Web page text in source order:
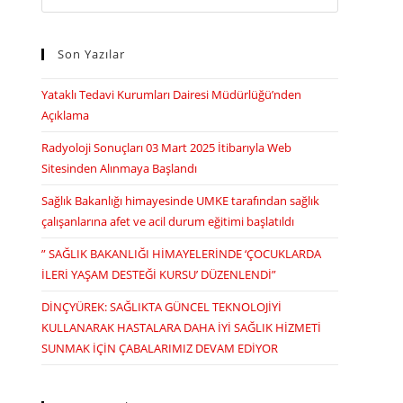
this
Son Yazılar
Yataklı Tedavi Kurumları Dairesi Müdürlüğü’nden
Açıklama
Radyoloji Sonuçları 03 Mart 2025 İtibarıyla Web
Sitesinden Alınmaya Başlandı
Sağlık Bakanlığı himayesinde UMKE tarafından sağlık
çalışanlarına afet ve acil durum eğitimi başlatıldı
” SAĞLIK BAKANLIĞI HİMAYELERİNDE ‘ÇOCUKLARDA
İLERİ YAŞAM DESTEĞİ KURSU’ DÜZENLENDİ”
DİNÇYÜREK: SAĞLIKTA GÜNCEL TEKNOLOJİYİ
KULLANARAK HASTALARA DAHA İYİ SAĞLIK HİZMETİ
SUNMAK İÇİN ÇABALARIMIZ DEVAM EDİYOR